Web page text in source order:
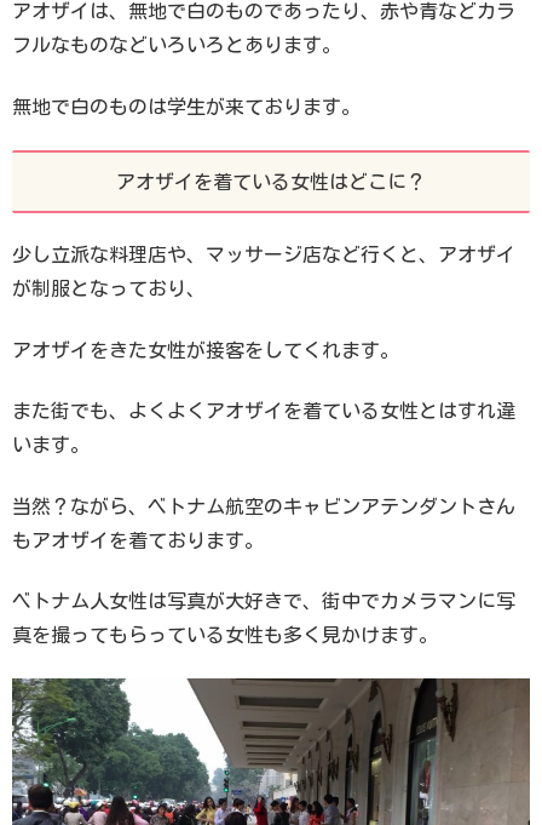
アオザイは、無地で白のものであったり、赤や青などカラ
フルなものなどいろいろとあります。
無地で白のものは学生が来ております。
アオザイを着ている女性はどこに？
少し立派な料理店や、マッサージ店など行くと、アオザイ
が制服となっており、
アオザイをきた女性が接客をしてくれます。
また街でも、よくよくアオザイを着ている女性とはすれ違
います。
当然？ながら、ベトナム航空のキャビンアテンダントさん
もアオザイを着ております。
ベトナム人女性は写真が大好きで、街中でカメラマンに写
真を撮ってもらっている女性も多く見かけます。